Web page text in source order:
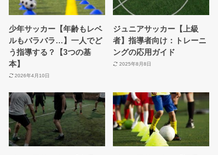
少年サッカー【年齢もレベ
ルもバラバラ…】一人でど
う指導する？【3つの基
本】
2026年4月10日
ジュニアサッカー【上級
者】指導者向け：トレーニ
ングの応用ガイド
2025年8月8日